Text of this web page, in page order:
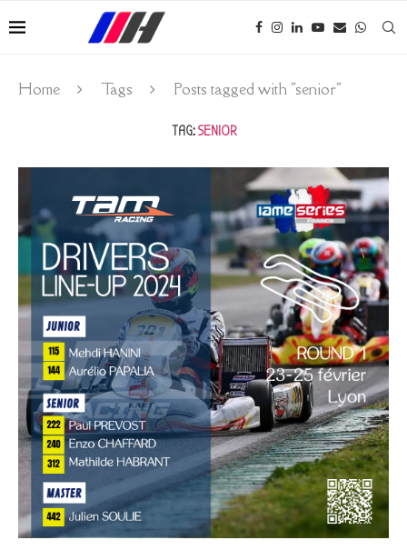
Home Tags Posts tagged with "senior"
TAG:SENIOR